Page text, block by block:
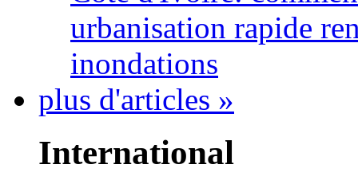
urbanisation rapide
inondations
plus d'articles »
International